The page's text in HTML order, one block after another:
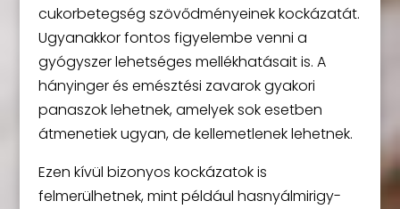
cukorbetegség szövődményeinek kockázatát.
Ugyanakkor fontos figyelembe venni a
gyógyszer lehetséges mellékhatásait is. A
hányinger és emésztési zavarok gyakori
panaszok lehetnek, amelyek sok esetben
átmenetiek ugyan, de kellemetlenek lehetnek.
Ezen kívül bizonyos kockázatok is
felmerülhetnek, mint például hasnyálmirigy-